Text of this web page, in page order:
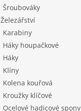
Šroubováky
Železářství
Karabiny
Háky houpačkové
Háky
Klíny
Kolena kouřová
Kroužky klíčové
Ocelové hadicové spony